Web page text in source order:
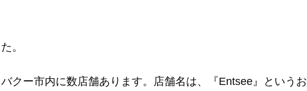
。
クー市内に数店舗あります。店舗名は、『Entsee』というお